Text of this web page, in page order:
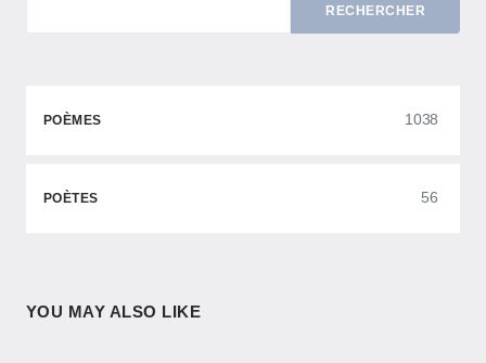
RECHERCHER
POÈMES 1038
POÈTES 56
YOU MAY ALSO LIKE